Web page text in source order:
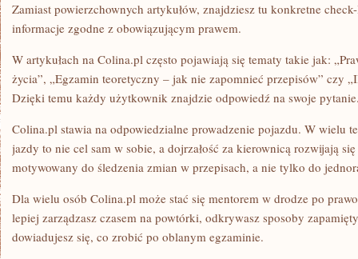
Zamiast powierzchownych artykułów, znajdziesz tu konkretne
informacje zgodne z obowiązującym prawem.
W artykułach na Colina.pl często pojawiają się tematy takie jak:
życia”, „Egzamin teoretyczny – jak nie zapomnieć przepisów” czy
Dzięki temu każdy użytkownik znajdzie odpowiedź na swoje
Colina.pl stawia na odpowiedzialne prowadzenie pojazdu. W wielu
jazdy to nie cel sam w sobie, a dojrzałość za kierownicą rozwijają
motywowany do śledzenia zmian w przepisach, a nie tylko do
Dla wielu osób Colina.pl może stać się mentorem w drodze po
lepiej zarządzasz czasem na powtórki, odkrywasz sposoby
dowiadujesz się, co zrobić po oblanym egzaminie.